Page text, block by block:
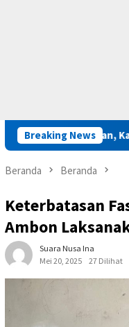
Breaking News
Aman, Kasus
Beranda Beranda
Keterbatasan
Ambon
Suara Nusa Ina
Mei 20, 2025
27 Dilihat